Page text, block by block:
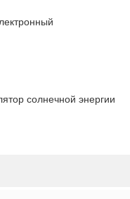
солнечной энергии